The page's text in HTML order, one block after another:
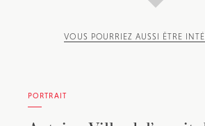
VOUS POURRIEZ AUSSI ÊTRE
PORTRAIT